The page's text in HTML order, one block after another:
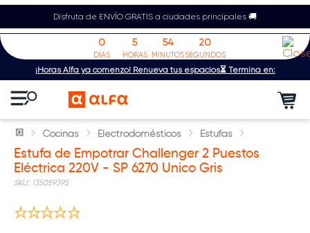
Disfruta de ENVÍO GRATIS a ciudades principales 🚚
¡Horas Alfa ya comenzó! Renueva tus espacios⏳ Termina en:
0
DÍAS
5
HORAS
54
MINUTOS
20
SEGUNDOS
Cocinas Electrodomésticos Estufas
Estufa de Empotrar Challenger 2 Puestos
Eléctrica 220V - SP 6270 Unico Gris
: 135059395